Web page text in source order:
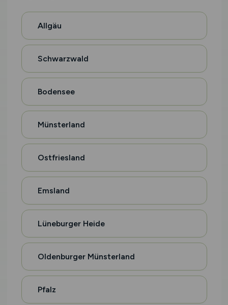
Allgäu
Schwarzwald
Bodensee
Münsterland
Ostfriesland
Emsland
Lüneburger Heide
Oldenburger Münsterland
Pfalz